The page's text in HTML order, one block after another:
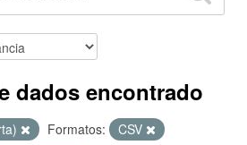
dados encontrado
Formatos:
CSV